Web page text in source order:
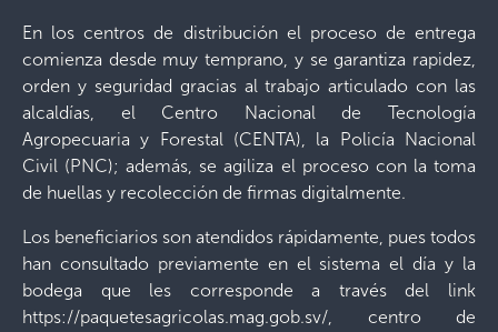
En los centros de distribución el proceso de entrega
comienza desde muy temprano, y se garantiza rapidez,
orden y seguridad gracias al trabajo articulado con las
alcaldías, el Centro Nacional de Tecnología
Agropecuaria y Forestal (CENTA), la Policía Nacional
Civil (PNC); además, se agiliza el proceso con la toma
de huellas y recolección de firmas digitalmente.
Los beneficiarios son atendidos rápidamente, pues todos
han consultado previamente en el sistema el día y la
bodega que les corresponde a través del link
https://paquetesagricolas.mag.gob.sv/, centro de